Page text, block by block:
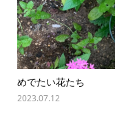
めでたい花たち
2023.07.12